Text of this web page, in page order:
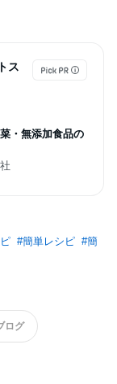
ス
・無添加食品の
#簡単レシピ #簡
ログ